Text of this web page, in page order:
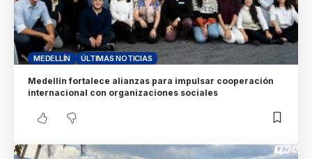
MEDELLÍN ÚLTIMAS NOTICIAS
Medellín fortalece alianzas para impulsar cooperación
internacional con organizaciones sociales